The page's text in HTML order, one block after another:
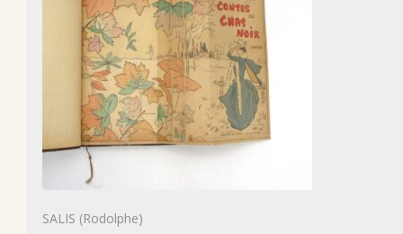
SALIS (Rodolphe)